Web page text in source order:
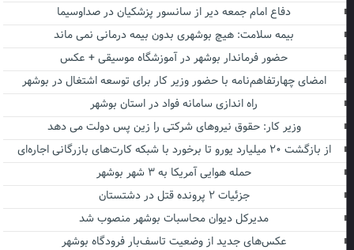
دفاع امام جمعه دیر از سانسور پزشکیان در صداوسیما
بیمه سلامت: هیچ بوشهری بدون بیمه درمانی نمی ماند
حضور فرماندار بوشهر در آموزشگاه موسیقی + عکس
امضای چهارتفاهم‌نامه با حضور وزیر کار برای توسعه اشتغال در بوشهر
راه اندازی سامانه فواد در استان بوشهر
وزیر کار: حقوق نیروهای شرکتی را زین پس دولت می دهد
از بازگشت ۲۰ میلیارد یورو تا برخورد با شبکه کارت‌های بازرگانی اجاره‌ای
حمله هوایی آمریکا به ۳ شهر بوشهر
جزئیات ۲ پرونده قتل در دشتستان
مدیرکل دیوان محاسبات بوشهر منصوب شد
عکس‌های جدید از وضعیت تاسف‌بار فرودگاه بوشهر